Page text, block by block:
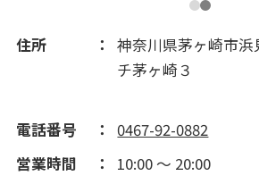
住所
神奈川県茅ヶ崎市
チ茅ヶ崎３
電話番号
0467-92-0882
営業時間
10:00 ～ 20:00